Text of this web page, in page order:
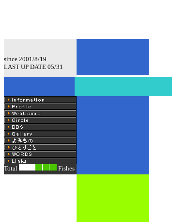
since 2001/8/19
LAST UP DATE 05/31
Total Fishes